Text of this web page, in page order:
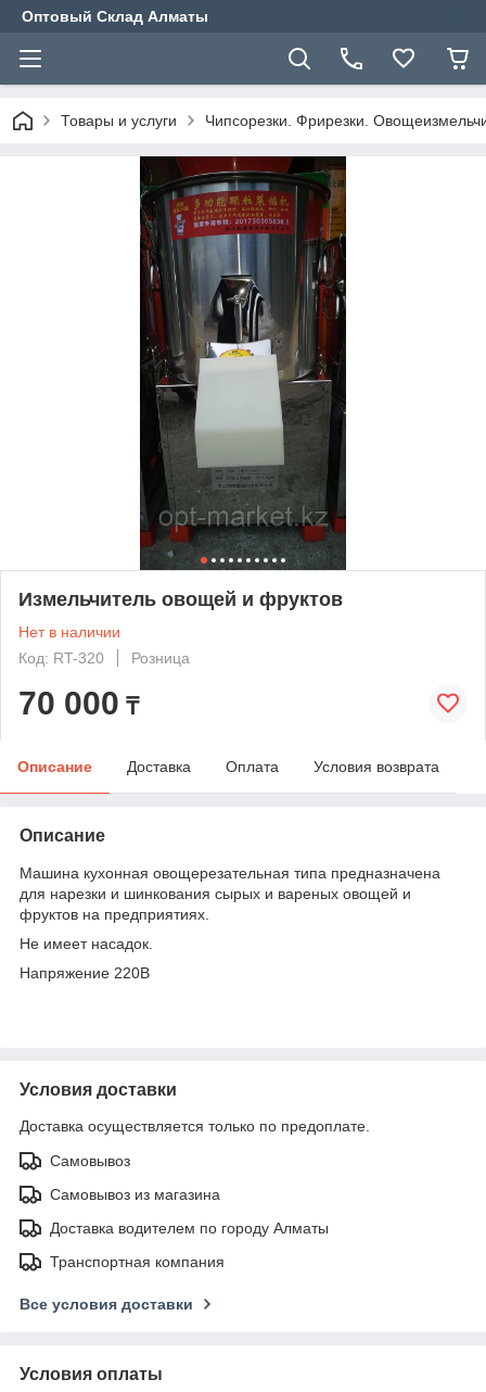
Оптовый Склад Алматы
Товары и услуги Чипсорезки. Фрирезки.
Измельчитель овощей и фруктов
Нет в наличии
Код: RT-320
Розница
70 000 ₸
Описание Доставка Оплата Условия возврата
Описание
Машина кухонная овощерезательная типа предназначена
для нарезки и шинкования сырых и вареных овощей и
фруктов на предприятиях.
Не имеет насадок.
Напряжение 220В
Условия доставки
Доставка осуществляется только по предоплате.
Самовывоз
Самовывоз из магазина
Доставка водителем по городу Алматы
Транспортная компания
Все условия доставки
Условия оплаты